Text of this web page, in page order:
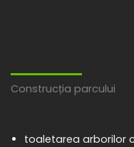
Construcția parcului
toaletarea arborilor